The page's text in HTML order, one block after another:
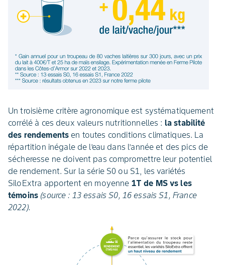
Un troisième critère agronomique est systématiquement
corrélé à ces deux valeurs nutritionnelles : la stabilité
des rendements en toutes conditions climatiques. La
répartition inégale de l’eau dans l’année et des pics de
sécheresse ne doivent pas compromettre leur potentiel
de rendement. Sur la série S0 ou S1, les variétés
SiloExtra apportent en moyenne 1T de MS vs les
témoins (source : 13 essais S0, 16 essais S1, France
2022).